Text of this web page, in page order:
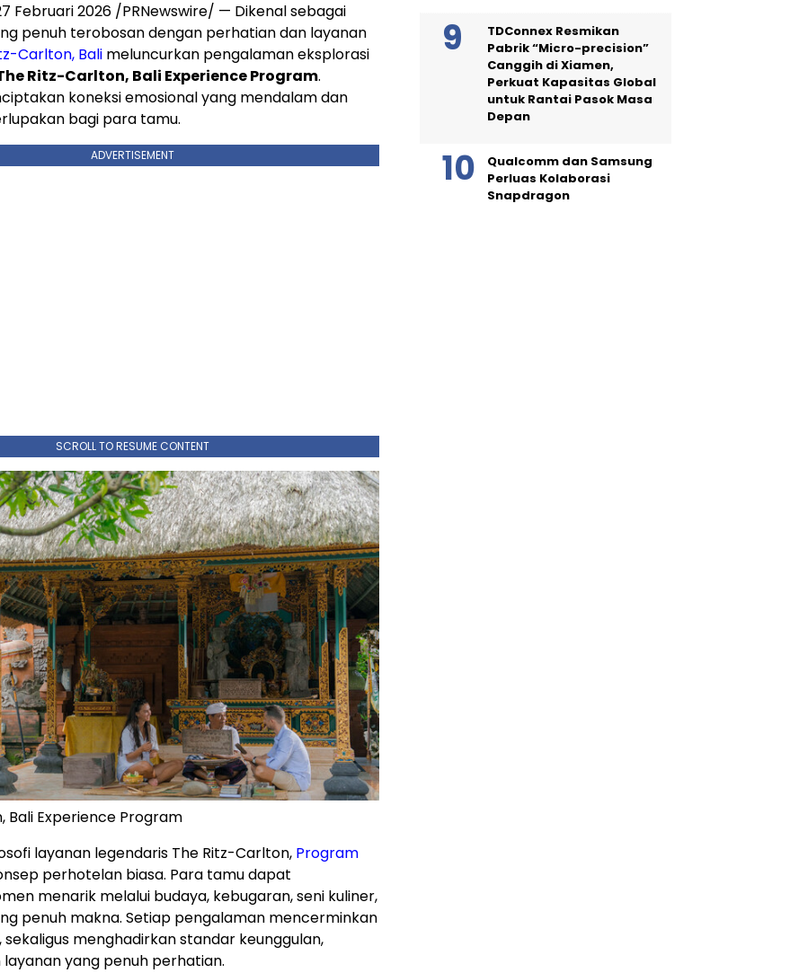
Februari 2026 /PRNewswire/ — Dikenal sebagai
penuh terobosan dengan perhatian dan layanan
Carlton, Bali meluncurkan pengalaman eksplorasi
Ritz-Carlton, Bali Experience Program.
koneksi emosional yang mendalam dan
bagi para tamu.
ADVERTISEMENT
SCROLL TO RESUME CONTENT
Bali Experience Program
layanan legendaris The Ritz-Carlton, Program
perhotelan biasa. Para tamu dapat
menarik melalui budaya, kebugaran, seni kuliner,
penuh makna. Setiap pengalaman mencerminkan
sekaligus menghadirkan standar keunggulan,
yang penuh perhatian.
TDConnex Resmikan
Pabrik “Micro-precision”
Canggih di Xiamen,
Perkuat Kapasitas Global
untuk Rantai Pasok Masa
Depan
Qualcomm dan Samsung
Perluas Kolaborasi
Snapdragon